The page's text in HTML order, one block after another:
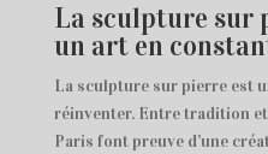
La sculpture sur
un art en
La sculpture sur pierre est
réinventer. Entre tradition
Paris font preuve d’une